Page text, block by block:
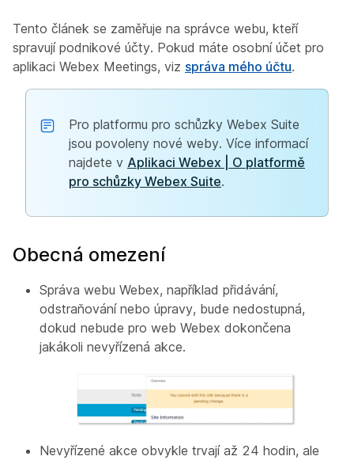
Tento článek se zaměřuje na správce webu, kteří
spravují podnikové účty. Pokud máte osobní účet pro
aplikaci Webex Meetings, viz správa mého účtu.
Pro platformu pro schůzky Webex Suite
jsou povoleny nové weby. Více informací
najdete v Aplikaci Webex | O platformě
pro schůzky Webex Suite.
Obecná omezení
Správa webu Webex, například přidávání,
odstraňování nebo úpravy, bude nedostupná,
dokud nebude pro web Webex dokončena
jakákoli nevyřízená akce.
Nevyřízené akce obvykle trvají až 24 hodin, ale